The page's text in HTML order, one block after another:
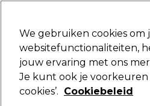
Volgende dag
We gebruiken cookies om
websitefunctionaliteiten,
jouw ervaring met ons
Je kunt ook je voorkeuren
cookies’. Cookiebeleid